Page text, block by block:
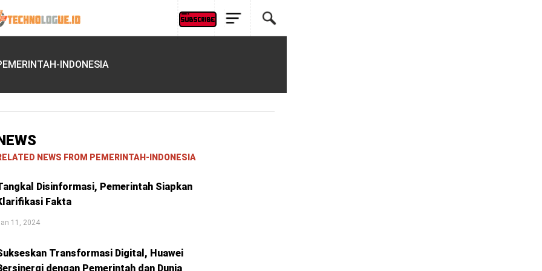
INDONESIA
NEWS FROM PEMERINTAH-INDONESIA
Disinformasi, Pemerintah Siapkan
Fakta
11, 2024
Transformasi Digital, Huawei
dengan Pemerintah dan Dunia